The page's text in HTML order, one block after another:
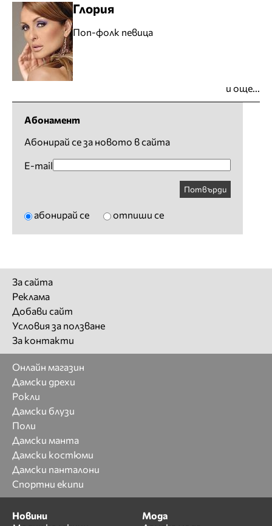
Глория
Поп-фолк певица
и още...
Абонамент
Абонирай се за новото в сайта
E-mail
Потвърди
абонирай се отпиши се
За сайта
Реклама
Добави сайт
Условия за ползване
За контакти
Онлайн магазин
Дамски дрехи
Рокли
Дамски блузи
Поли
Дамски манта
Дамски костюми
Дамски панталони
Спортни екипи
Новини
Мода